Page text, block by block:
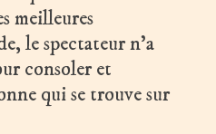
meilleures
le spectateur n’a
consoler et
qui se trouve sur